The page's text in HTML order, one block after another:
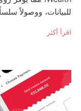
للبيانات، ووصولاً
اقرأ أكثر